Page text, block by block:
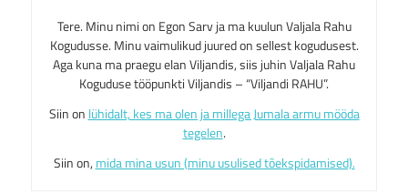
Tere. Minu nimi on Egon Sarv ja ma kuulun Valjala Rahu
Kogudusse. Minu vaimulikud juured on sellest kogudusest.
Aga kuna ma praegu elan Viljandis, siis juhin Valjala Rahu
Koguduse tööpunkti Viljandis – “Viljandi RAHU”.
Siin on lühidalt, kes ma olen ja millega Jumala armu mööda
tegelen.
Siin on, mida mina usun (minu usulised tõekspidamised).